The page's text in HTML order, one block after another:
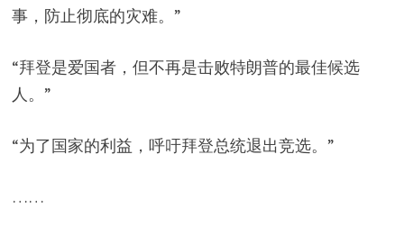
事，防止彻底的灾难。”
“拜登是爱国者，但不再是击败特朗普的最佳候选
人。”
“为了国家的利益，呼吁拜登总统退出竞选。”
……